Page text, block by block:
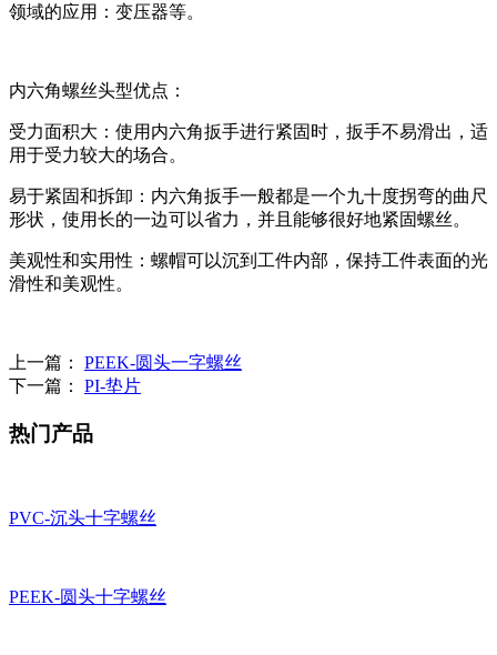
领域的应用：变压器等。
内六角螺丝头型优点：
受力面积大‌：使用内六角扳手进行紧固时，扳手不易滑出，适
用于受力较大的场合‌。‌
易于紧固和拆卸‌：内六角扳手一般都是一个九十度拐弯的曲尺
形状，使用长的一边可以省力，并且能够很好地紧固螺丝。‌
美观性和实用性‌：螺帽可以沉到工件内部，保持工件表面的光
滑性和美观性。‌
上一篇： PEEK-圆头一字螺丝
下一篇： PI-垫片
热门产品
PVC-沉头十字螺丝
PEEK-圆头十字螺丝